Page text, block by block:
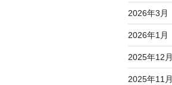
2026年3月
2026年1月
2025年12月
2025年11月